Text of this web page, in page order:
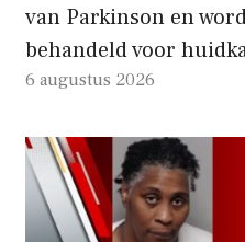
van Parkinson en
behandeld voor
6 augustus 2026